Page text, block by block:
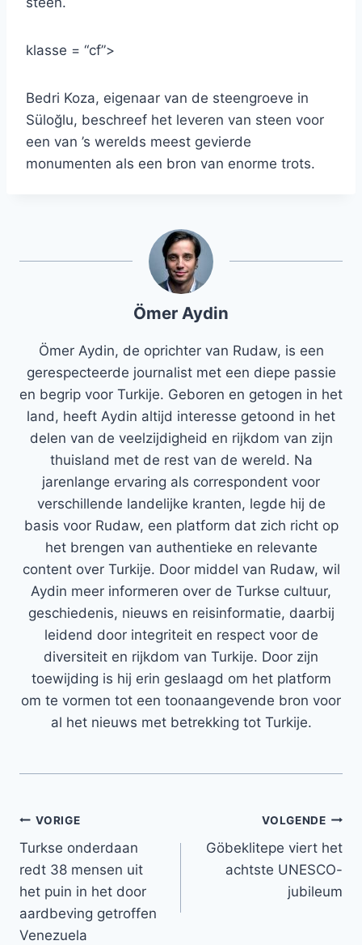
klasse = “cf”>
Bedri Koza, eigenaar van de steengroeve in
Süloğlu, beschreef het leveren van steen voor
een van ’s werelds meest gevierde
monumenten als een bron van enorme trots.
Ömer Aydin
Ömer Aydin, de oprichter van Rudaw, is een
gerespecteerde journalist met een diepe passie
en begrip voor Turkije. Geboren en getogen in het
land, heeft Aydin altijd interesse getoond in het
delen van de veelzijdigheid en rijkdom van zijn
thuisland met de rest van de wereld. Na
jarenlange ervaring als correspondent voor
verschillende landelijke kranten, legde hij de
basis voor Rudaw, een platform dat zich richt op
het brengen van authentieke en relevante
content over Turkije. Door middel van Rudaw, wil
Aydin meer informeren over de Turkse cultuur,
geschiedenis, nieuws en reisinformatie, daarbij
leidend door integriteit en respect voor de
diversiteit en rijkdom van Turkije. Door zijn
toewijding is hij erin geslaagd om het platform
om te vormen tot een toonaangevende bron voor
al het nieuws met betrekking tot Turkije.
Bericht
navigatie
VORIGE
Turkse onderdaan
redt 38 mensen uit
het puin in het door
aardbeving getroffen
Venezuela
VOLGENDE
Göbeklitepe viert het
achtste UNESCO-
jubileum